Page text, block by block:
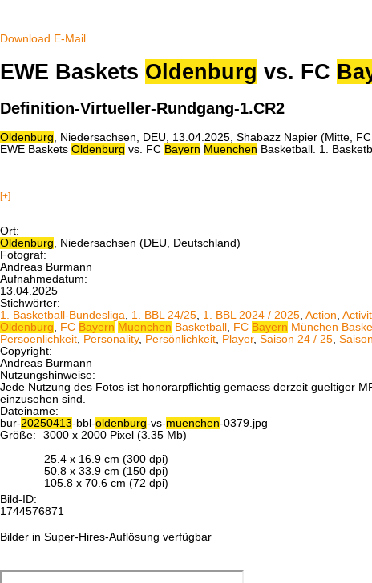
Download E-Mail
EWE Baskets Oldenburg vs. FC
Definition-Virtueller-Rundgang-1.CR2
Oldenburg, Niedersachsen, DEU, 13.04.2025, Shabazz Napier (Mitte, FC
EWE Baskets Oldenburg vs. FC Bayern Muenchen Basketball. 1.
[+]
Ort:
Oldenburg , Niedersachsen (DEU, Deutschland)
Fotograf:
Andreas Burmann
Aufnahmedatum:
13.04.2025
Stichwörter:
1. Basketball-Bundesliga
1. BBL 24/25 1. BBL 2024 / 2025 Action
Oldenburg
FC Bayern Muenchen Basketball FC Bayern München
Persoenlichkeit Personality, Persönlichkeit Player, Saison 24 / 25
Copyright:
Andreas Burmann
Nutzungshinweise:
Jede Nutzung des Fotos ist honorarpflichtig gemaess derzeit gueltiger
einzusehen sind.
Dateiname:
bur-20250413-bbl-oldenburg-vs-muenchen-0379.jpg
Größe:
3000 x 2000 Pixel (3.35 Mb)
25.4 x 16.9 cm (300 dpi)
50.8 x 33.9 cm (150 dpi)
105.8 x 70.6 cm (72 dpi)
Bild-ID:
1744576871
Bilder in Super-Hires-Auflösung verfügbar